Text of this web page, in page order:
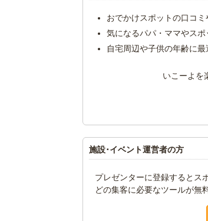
おでかけスポットの口コ
気になるパパ・ママやス
自宅周辺や子供の年齢に
いこーよを
施設･イベント運営者の方
プレゼンターに登録するとス
どの集客に必要なツールが無